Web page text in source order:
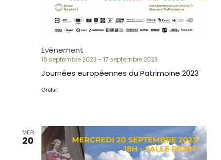
Evènement
Journées européennes du Patrimoine 2023
16 septembre 2023 - 17 septembre 2023
Gratuit
MER
20